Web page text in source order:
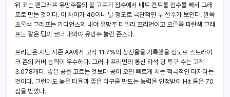
위 표는 팬그래프 유망주들의 볼 고르기 점수에서 배트 컨트롤 점수를 빼서 그래
프로 만든 것이다. 이 차이가 40이나 날 정도로 극단적인 두 선수가 보인다. 왼쪽
초록색 그래프는 가디언스의 내야 유망주 타일러 프리먼이고 오른쪽 파란색 그래
프는 같은 팀의 코너 내외야 유망주 놀란 존스다.
프리먼은 지난 시즌 AA에서 고작 11.7%의 삼진율을 기록했을 정도로 스트라이
크 존의 커버 능력이 우수하다. 그러나 프리먼의 통산 타석 당 투구 수는 고작
3.078개다. 좋은 공을 고르는 것보다 공이 오면 빠르게 치는 적극적인 타자라는
것이다. 그런데도 높은 타율과 좋은 타구를 만드는 능력을 인정받아 Hit 툴은 70
점을 받았다.